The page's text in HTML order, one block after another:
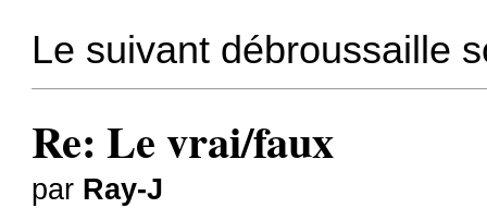
Le suivant débroussaille
Re: Le vrai/faux
par Ray-J